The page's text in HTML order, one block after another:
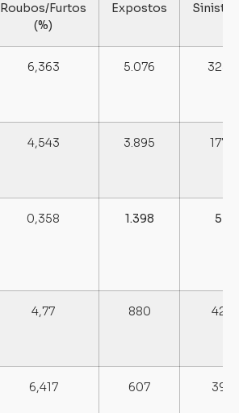
Roubos/Furtos
(%)
Expostos
6,363 5.076 323
4,543 3.895 177
0,358 1.398 5
4,77 880 42
6,417 607 39